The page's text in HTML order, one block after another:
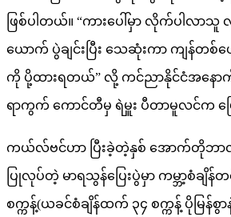
ဖြစ်ပါတယ်။ “ကားပေါ်မှာ လိုက်ပါလာသူ
ယောက် ပွဲချင်းပြီး သေဆုံးကာ ကျန်တ
ကို ပို့ထားရတယ်” လို့ ကင်ညာနိုင်ငံအနေ
ရာကွက် ကောင်တီမှ ရဲမှူး ပီတာမူလင်က ပြ
ကယ်လ်ဗင်ဟာ ပြီးခဲ့တဲ့နှစ် အောက်တိုဘာ
ပြုလုပ်တဲ့ မာရသွန်ပြေးပွဲမှာ ကမ္ဘာ့စံချိန်တ
စက္ကန့်(ယခင်စံချိန်ထက် ၃၄ စက္ကန့် ပိုမြန်စွ